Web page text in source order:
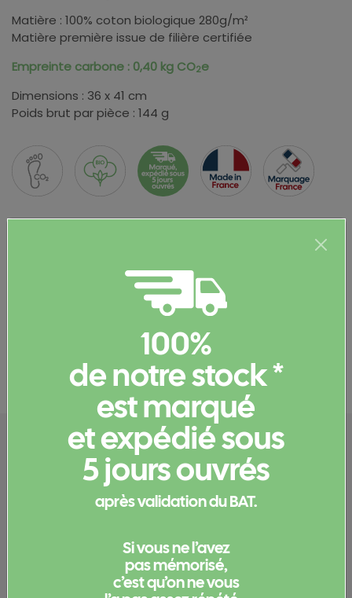
Matière : 100% coton biologique 280g/m²
Matière première issue de filière certifiée
Empreinte carbone : 0,40 kg CO2e
Dimensions : 36 x 41 cm
Poids brut par pièce : 144 g
Documents et certificats
Configurez votre
produit
et/ou commander votre produit.
Votre commande
100%
de notre stock *
est marqué
et expédié sous
5 jours ouvrés
après validation du BAT.
Si vous ne l’avez
pas mémorisé,
c’est qu’on ne vous